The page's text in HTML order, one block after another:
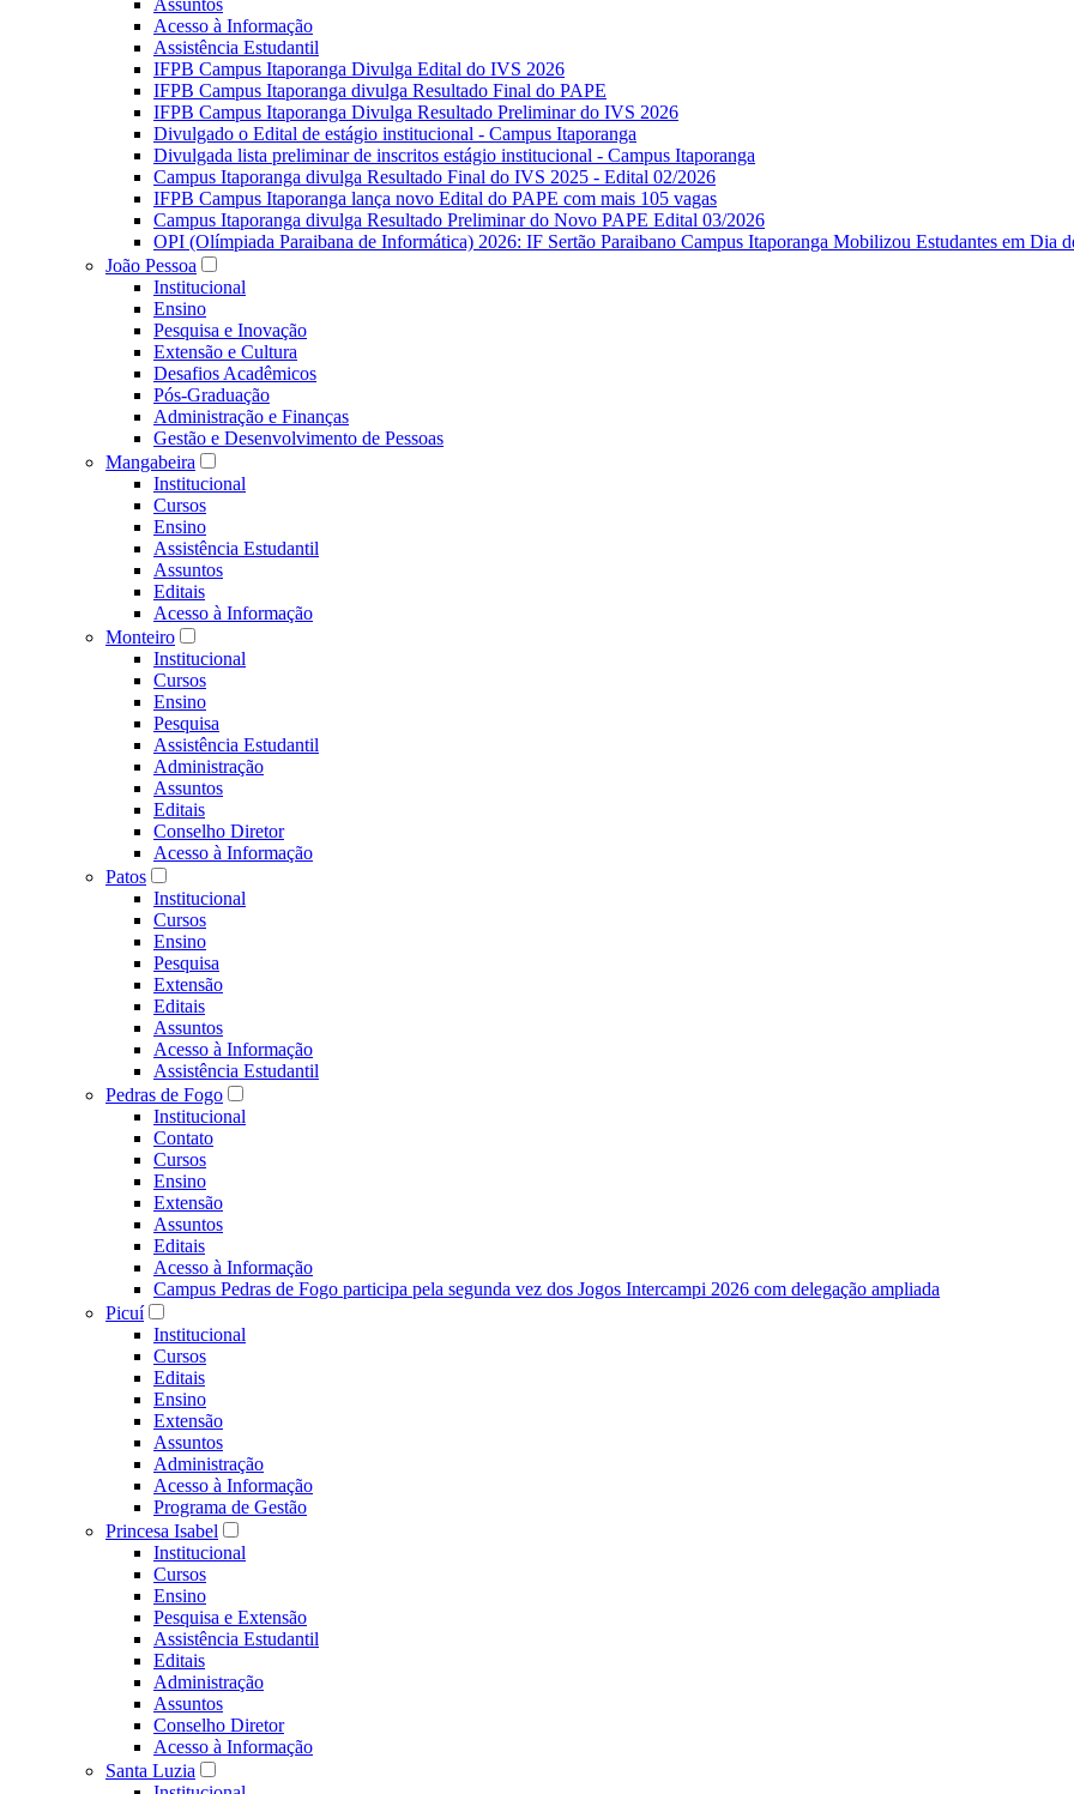
Assuntos
Acesso à Informação
Assistência Estudantil
IFPB Campus Itaporanga Divulga Edital do IVS 2026
IFPB Campus Itaporanga divulga Resultado Final do PAPE
IFPB Campus Itaporanga Divulga Resultado Preliminar do IVS 2026
Divulgado o Edital de estágio institucional - Campus Itaporanga
Divulgada lista preliminar de inscritos estágio institucional - Campus Itaporanga
Campus Itaporanga divulga Resultado Final do IVS 2025 - Edital 02/2026
IFPB Campus Itaporanga lança novo Edital do PAPE com mais 105 vagas
Campus Itaporanga divulga Resultado Preliminar do Novo PAPE Edital 03/2026
OPI (Olímpiada Paraibana de Informática) 2026: IF Sertão Paraibano Campus Itaporanga Mobilizou Estudantes em Dia
João Pessoa
Institucional
Ensino
Pesquisa e Inovação
Extensão e Cultura
Desafios Acadêmicos
Pós-Graduação
Administração e Finanças
Gestão e Desenvolvimento de Pessoas
Mangabeira
Institucional
Cursos
Ensino
Assistência Estudantil
Assuntos
Editais
Acesso à Informação
Monteiro
Institucional
Cursos
Ensino
Pesquisa
Assistência Estudantil
Administração
Assuntos
Editais
Conselho Diretor
Acesso à Informação
Patos
Institucional
Cursos
Ensino
Pesquisa
Extensão
Editais
Assuntos
Acesso à Informação
Assistência Estudantil
Pedras de Fogo
Institucional
Contato
Cursos
Ensino
Extensão
Assuntos
Editais
Acesso à Informação
Campus Pedras de Fogo participa pela segunda vez dos Jogos Intercampi 2026 com delegação ampliada
Picuí
Institucional
Cursos
Editais
Ensino
Extensão
Assuntos
Administração
Acesso à Informação
Programa de Gestão
Princesa Isabel
Institucional
Cursos
Ensino
Pesquisa e Extensão
Assistência Estudantil
Editais
Administração
Assuntos
Conselho Diretor
Acesso à Informação
Santa Luzia